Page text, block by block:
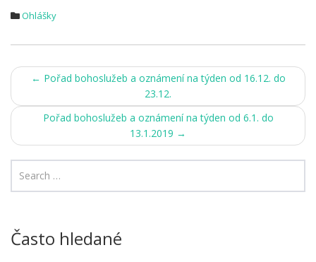
Ohlášky
Post
navigation
← Pořad bohoslužeb a oznámení na týden od 16.12. do
23.12.
Pořad bohoslužeb a oznámení na týden od 6.1. do
13.1.2019 →
Často hledané